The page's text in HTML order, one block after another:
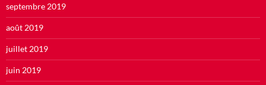
septembre 2019
août 2019
juillet 2019
juin 2019